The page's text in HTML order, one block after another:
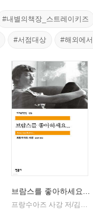
#내별의책장_스트레이키즈
#서점대상 #해외에
브람스를 좋아하세요...